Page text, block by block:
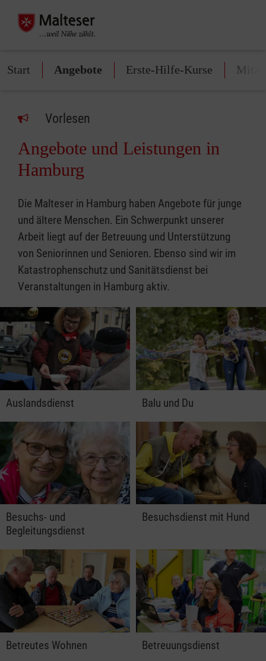
Start Angebote Erste-Hilfe-Kurse
Vorlesen
Angebote und Leistungen in
Hamburg
Die Malteser in Hamburg haben Angebote für junge
und ältere Menschen. Ein Schwerpunkt unserer
Arbeit liegt auf der Betreuung und Unterstützung
von Seniorinnen und Senioren. Ebenso sind wir im
Katastrophenschutz und Sanitätsdienst bei
Veranstaltungen in Hamburg aktiv.
Auslandsdienst Balu und Du
Besuchs- und
Begleitungsdienst
Besuchsdienst mit Hund
Betreutes Wohnen Betreuungsdienst